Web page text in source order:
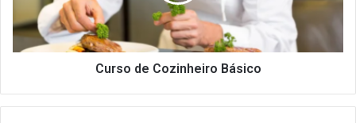
Curso de Cozinheiro Básico